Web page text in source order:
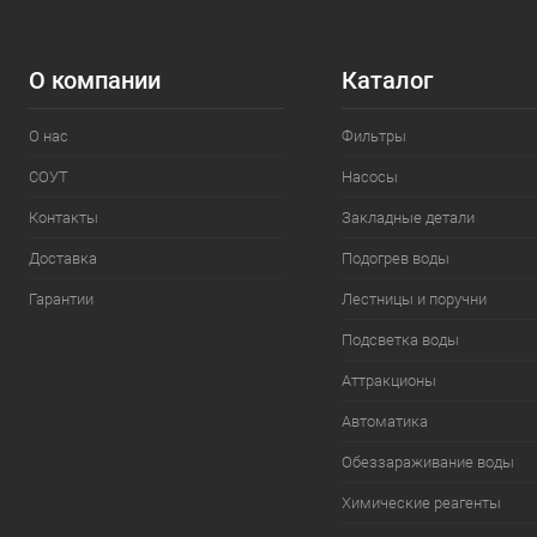
О компании
О нас
СОУТ
Контакты
Доставка
Гарантии
Каталог
Фильтры
Насосы
Закладные детали
Подогрев воды
Лестницы и поручни
Подсветка воды
Аттракционы
Автоматика
Обеззараживание воды
Химические реагенты